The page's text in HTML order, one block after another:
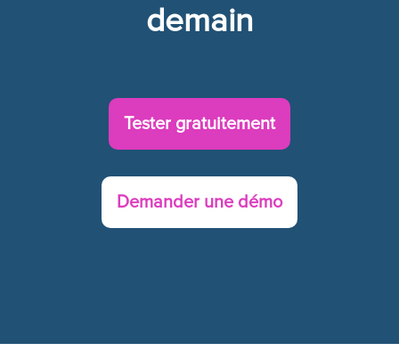
demain
Tester gratuitement
Demander une démo